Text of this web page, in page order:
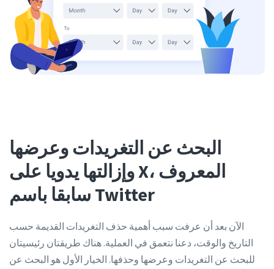
البحث عن التغريدات وعرضها
وإزالتها يدويا على X، المعروف
سابقا باسم Twitter
الآن بعد أن عرفت سبب أهمية حذف التغريدات القديمة حسب
التاريخ والوقت، دعنا نتعمق في العملية. هناك طريقتان رئيسيتان
للبحث عن التغريدات وعرضها وحذفها. الخيار الأول هو البحث عن